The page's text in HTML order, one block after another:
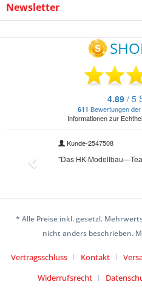
Newsletter
* Alle Preise inkl. gesetzl.
nicht anders beschrieben.
Vertragsschluss Kontakt
Widerrufsrecht